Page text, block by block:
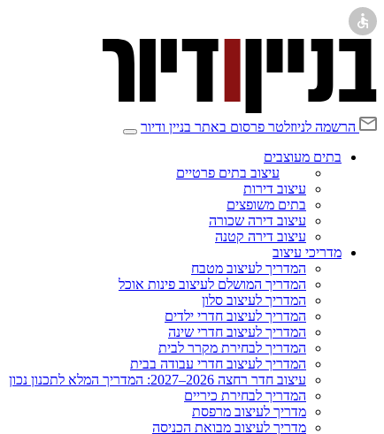
הרשמה לניוזלטר פרסום באתר בניין ודיור
בתים מעוצבים
עיצוב בתים פרטיים
עיצוב דירות
בתים משופצים
עיצוב דירה שכורה
עיצוב דירה קטנה
מדריכי עיצוב
המדריך לעיצוב מטבח
המדריך המושלם לעיצוב פינות אוכל
המדריך לעיצוב סלון
המדריך לעיצוב חדרי ילדים
המדריך לעיצוב חדרי שינה
המדריך לבחירת מקרר לבית
המדריך לעיצוב חדרי עבודה בבית
עיצוב חדר רחצה 2026–2027: המדריך המלא לתכנון נכון
המדריך לבחירת כיריים
מדריך לעיצוב מרפסת
מדריך לעיצוב מבואת הכניסה